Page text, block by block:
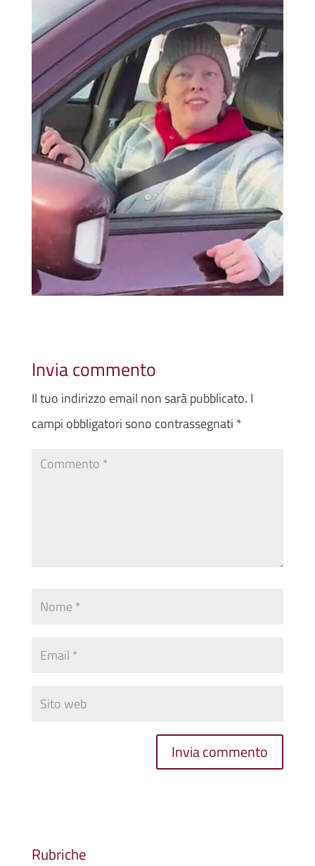
Invia commento
Il tuo indirizzo email non sarà pubblicato. I
campi obbligatori sono contrassegnati *
Rubriche